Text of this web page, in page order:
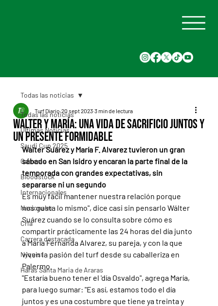
Todas las noticias
Últimas Noticias
Saudi Cup 2025
Carreras
Bloodstock
Internacionales
Nacionales
Cria
Carrera destacada
Nyquist
Haras Santa Maria de Araras
Todas las noticias
Walter y María: una vida de sacrificio juntos y
un presente formidable
Turf Diario 20 sept 2023 3 min de lectura
Walter Suárez y María F. Alvarez tuvieron un gran
sábado en San Isidro y encaran la parte final de la
temporada con grandes expectativas, sin
separarse ni un segundo
Es muy fácil mantener nuestra relación porque
nos gusta lo mismo", dice casi sin pensarlo Wálter
Suárez cuando se lo consulta sobre cómo es
compartir prácticamente las 24 horas del día junto
a María Fernanda Alvarez, su pareja, y con la que
viven la pasión del turf desde su caballeriza en
Palermo.
"Estaría bueno tener el 'día Osvaldo", agrega María,
para luego sumar: "Es así, estamos todo el día
juntos y es una costumbre que tiene ya treinta y